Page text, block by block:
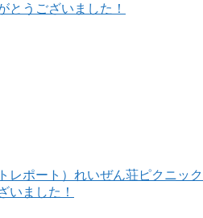
とうございました！
レポート）れいぜん荘ピクニッ
いました！